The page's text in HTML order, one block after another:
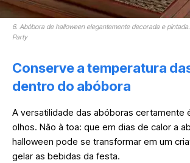
6. Abóbora de halloween elegantemente decorada e
Party
Conserve a temperatura
dentro do abóbora
A versatilidade das abóboras certamente
olhos. Não à toa: que em dias de calor a
halloween pode se transformar em um
gelar as bebidas da festa.